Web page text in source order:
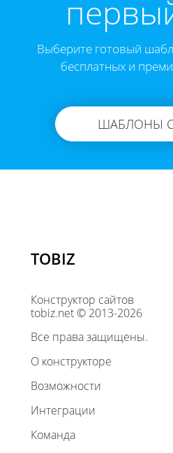
Выберите готовый
бесплатных и
ШАБЛОНЫ
TOBIZ
Конструктор сайтов
tobiz.net © 2013-2026
Все права защищены.
О конструкторе
Возможности
Интеграции
Команда